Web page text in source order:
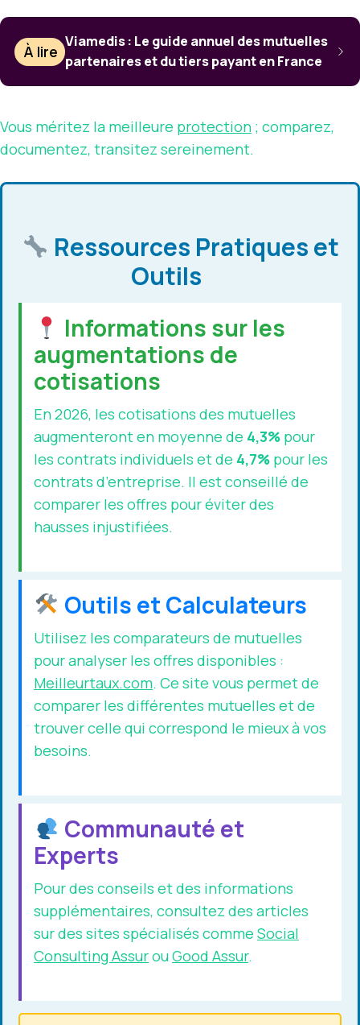
À lire
Viamedis : Le guide annuel des mutuelles
partenaires et du tiers payant en France
Vous méritez la meilleure protection ; comparez,
documentez, transitez sereinement.
Ressources Pratiques et
Outils
Informations sur les
augmentations de
cotisations
En 2026, les cotisations des mutuelles
augmenteront en moyenne de 4,3% pour
les contrats individuels et de 4,7% pour les
contrats d’entreprise. Il est conseillé de
comparer les offres pour éviter des
hausses injustifiées.
Outils et Calculateurs
Utilisez les comparateurs de mutuelles
pour analyser les offres disponibles :
Meilleurtaux.com. Ce site vous permet de
comparer les différentes mutuelles et de
trouver celle qui correspond le mieux à vos
besoins.
Communauté et
Experts
Pour des conseils et des informations
supplémentaires, consultez des articles
sur des sites spécialisés comme Social
Consulting AssurouGood Assur.